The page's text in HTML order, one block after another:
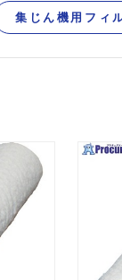
集じん機用フィ